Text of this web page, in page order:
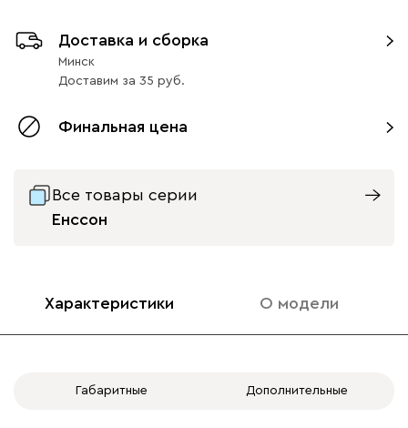
с доводчиками без доводчиков
без доводчиков с доводчиками
Доставка и сборка
Минск
Доставим за 35
Финальная цена
Все товары серии
Енссон
Характеристики О модели
Габаритные Дополнительные